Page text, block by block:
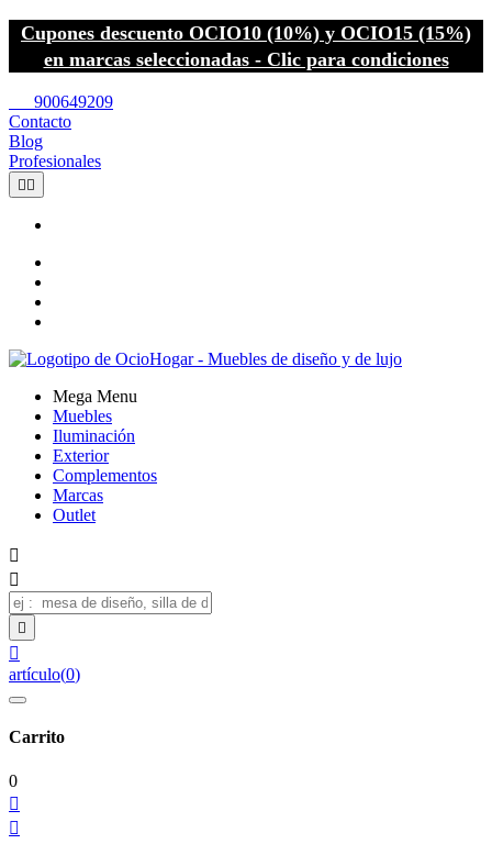
Cupones descuento OCIO10 (10%) y OCIO15 (15%)
en marcas seleccionadas - Clic para condiciones
900649209
Contacto
Blog
Profesionales
 
Mega Menu
Muebles
Iluminación
Exterior
Complementos
Marcas
Outlet




artículo(0)
Carrito
0

